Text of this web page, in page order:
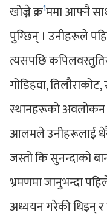
खोज्ने क्र1ममा आफ्नै
पुग्छिन् । उनीहरूले
त्यसपछि
गोडिहवा,
स्थानहरूको अवलोकन
आलमले उनीहरूलाई
जस्तो कि सुनन्दाको
भ्रमणमा जानुभन्दा
अध्ययन गरेकी थिइन्